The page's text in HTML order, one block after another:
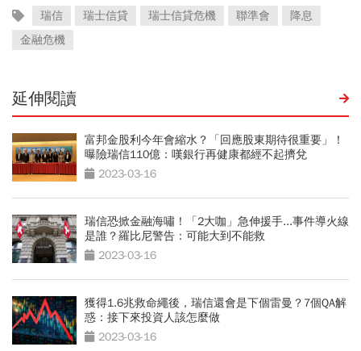
瑞信 瑞士信貸 瑞士信貸危機 聯準會
降息
金融危機
延伸閱讀
富邦金股利今年會縮水？「回應股東期待很重要」！
曝險瑞信110億：嘆銀行再健康都經不起擠兌
2023-03-16
瑞信恐掀金融海嘯！「2大咖」急伸援手...事件導火線
是誰？羅比尼警告：可能大到不能救
2023-03-16
獲得1.6兆救命繩後，瑞信還會是下個雷曼？7個QA解
惑：接下來投資人該怎麼做
2023-03-16